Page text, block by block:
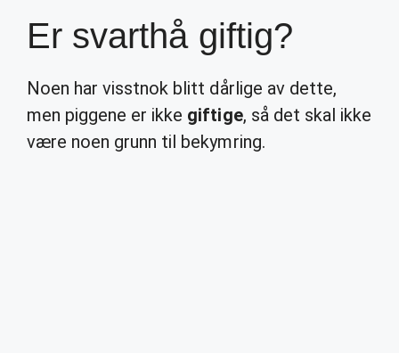
Er svarthå giftig?
Noen har visstnok blitt dårlige av dette,
men piggene er ikke giftige, så det skal ikke
være noen grunn til bekymring.